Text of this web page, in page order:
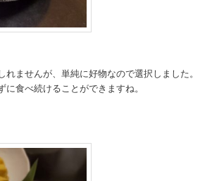
ませんが、単純に好物なので選択しました。
に食べ続けることができますね。